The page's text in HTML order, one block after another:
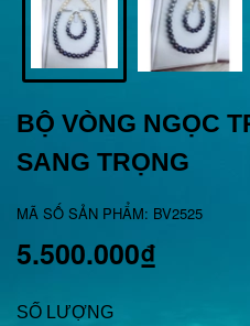
BỘ VÒNG NGỌC
SANG TRỌNG
MÃ SỐ SẢN PHẨM: BV2525
5.500.000₫
SỐ LƯỢNG